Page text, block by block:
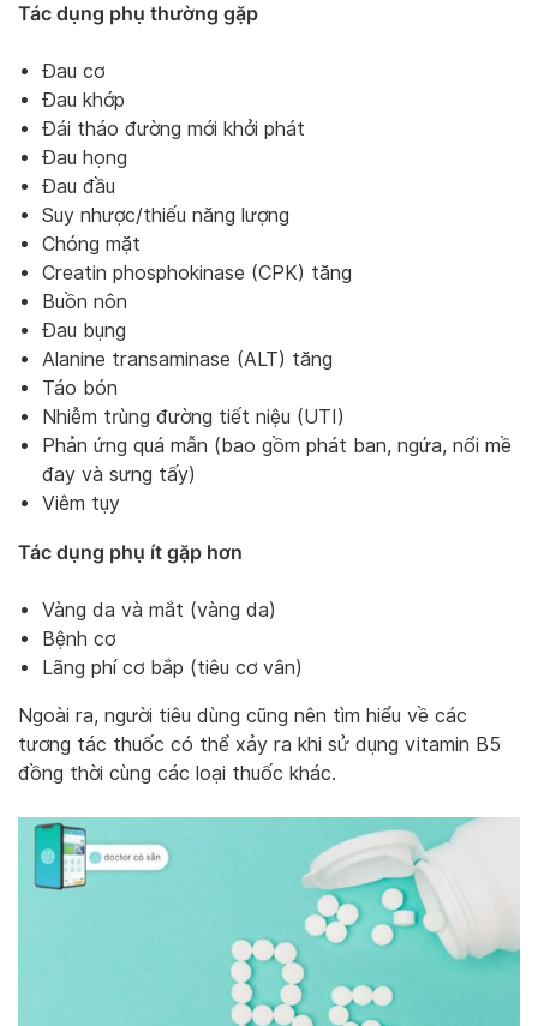
Tác dụng phụ thường gặp
Đau cơ
Đau khớp
Đái tháo đường mới khởi phát
Đau họng
Đau đầu
Suy nhược/thiếu năng lượng
Chóng mặt
Creatin phosphokinase (CPK) tăng
Buồn nôn
Đau bụng
Alanine transaminase (ALT) tăng
Táo bón
Nhiễm trùng đường tiết niệu (UTI)
Phản ứng quá mẫn (bao gồm phát ban, ngứa, nổi mề
đay và sưng tấy)
Viêm tụy
Tác dụng phụ ít gặp hơn
Vàng da và mắt (vàng da)
Bệnh cơ
Lãng phí cơ bắp (tiêu cơ vân)
Ngoài ra, người tiêu dùng cũng nên tìm hiểu về các
tương tác thuốc có thể xảy ra khi sử dụng vitamin B5
đồng thời cùng các loại thuốc khác.